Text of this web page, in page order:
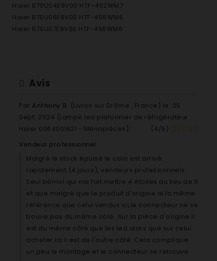
Haier B70U04E8V00 HTF-452WM7
Haier B70U06E8V00 HTF-456WM6
Haier B70U07E8V00 HTF-456WM6
Haier BC1152E8V00 HRC-45D2H
Avis
Par Anthony B. (Livron sur Drôme , France) le 26
Sept. 2024 (Lampe led plafonnier de réfrigérateur
Haier 0064001621 - Ménapièces ) : (4/5 )
Vendeur professionnel
Malgré le stock épuisé le colis est arrivé
rapidement (4 jours), vendeurs professionnels.
Seul bémol qui me fait mettre 4 étoiles au lieu de 5
et que malgré que le produit d'origine ai la même
référence que celui vendus ici,le connecteur ne se
trouve pas du même côté. Sur la pièce d'origine il
est du même côté que les led alors que sur celui
acheter ici il est de l'autre côté. Cela complique
un peu le montage et le connecteur se retrouve